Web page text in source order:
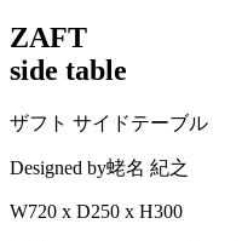
ZAFT
side table
ザフト サイドテーブル
Designed by蛯名 紀之
W720 x D250 x H300